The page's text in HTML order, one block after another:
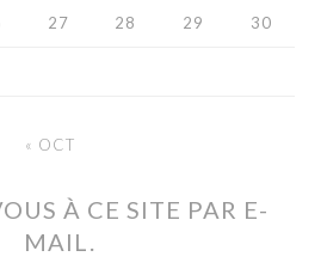
27 28 29 30
« OCT
À CE SITE PAR E-
MAIL.